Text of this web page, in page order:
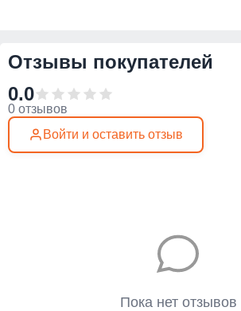
Отзывы покупателей
0.0
0 отзывов
Войти и оставить отзыв
Пока нет отзывов